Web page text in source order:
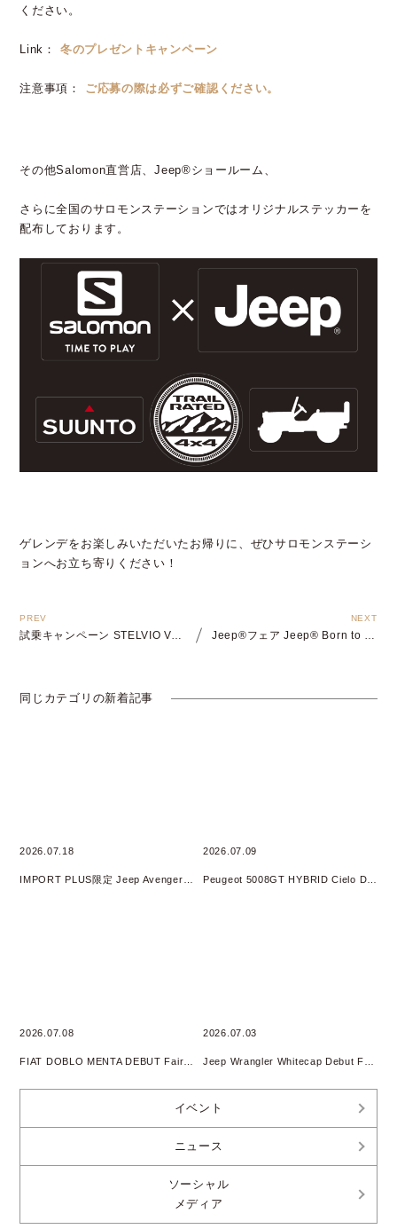
ください。
Link： 冬のプレゼントキャンペーン
注意事項： ご応募の際は必ずご確認ください。
その他Salomon直営店、Jeep®ショールーム、
さらに全国のサロモンステーションではオリジナルステッカーを
配布しております。
ゲレンデをお楽しみいただいたお帰りに、ぜひサロモンステーシ
ョンへお立ち寄りください！
同じカテゴリの新着記事
2026.07.18 2026.07.09
2026.07.08 2026.07.03
イベント
ニュース
ソーシャル
メディア